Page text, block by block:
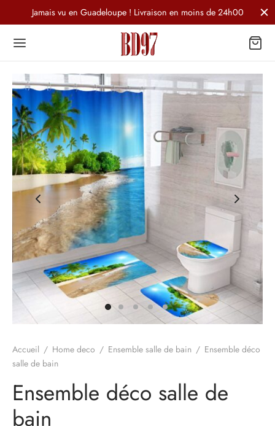
Jamais vu en Guadeloupe ! Livraison en moins de 24h00
Accueil / Home deco / Ensemble salle de bain / Ensemble déco
salle de bain
Ensemble déco salle de
bain